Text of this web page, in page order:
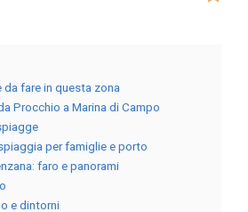
fare in questa zona
Procchio a Marina di Campo
per famiglie e porto
faro e panorami
e dintorni